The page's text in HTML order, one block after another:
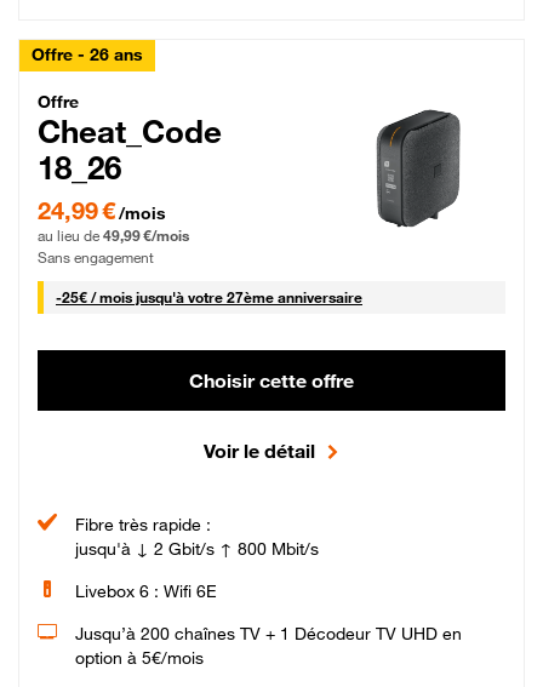
Offre - 26 ans
Cheat_Code Fibre_18_26
Offre
Cheat_Code
18_26
24,99 € par mois pendant 0 mois puis 49,99 € par mois, Sans engagement
24,99 €/mois
au lieu de 49,99 €/mois
Sans engagement
-25€ / mois25 € par mois
jusqu'à votre 27ème anniversaire
Choisir cette offre
Voir le détail
Fibre très rapide :
jusqu'à ↓ 2 Gbit/s ↑ 800 Mbit/s
Livebox 6 : Wifi 6E
Jusqu’à 200 chaînes TV + 1 Décodeur TV UHD en
option à 5€/mois